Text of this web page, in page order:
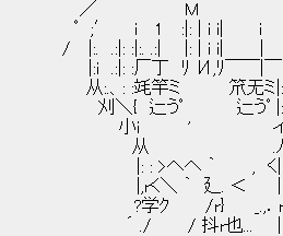
／ M
ﾟ ;′ i 1 :|: | i i|
/ |:. .:|: :|:. .:| |: | i
|:i .:|: :厂丁 ﾘ И,ﾘ￣￣|
从:.、: :竓竿ミ 笊无ミ
刈＼{ 辷うﾟ 辷うﾟ |: :,小,
小i ' イ.:丿ノ: : AAA
从 .ﾉ/「:
|: : >へへ ｀ , く|:
|,rく＼ ｀ 廴. ＜ | |: :
?学ｸ /r} _.,．r| |: :
´ ./ / 抖r也... | |/｀